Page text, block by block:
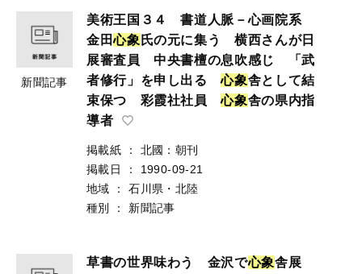
新聞記事
美術王国３４ 書道人脈－心画院系
金田心象 氏の元に集う 横西さんが日
展審査員 中央書檀の息吹感じ 「武
者修行」を申し出る心象舎として結
束保つ 彩霞社社員心象舎の県内指
導者
掲載紙 ：
北國：朝刊
掲載日
：
1990-09-21
地域
：
石川県・北陸
種別
： 新聞記事
草書の世界味わう 金沢で心象舎展